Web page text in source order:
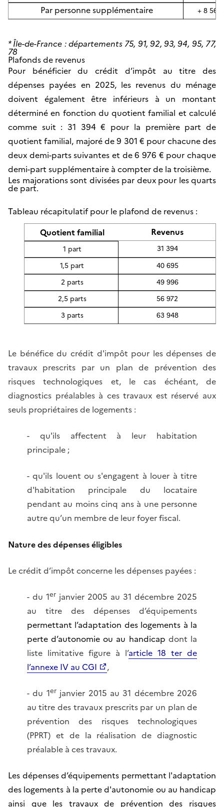
Par personne supplémentaire + 8 568
* Île-de-France : départements 75, 91, 92, 93, 94, 95, 77,
78
Plafonds de revenus
Pour bénéficier du crédit d’impôt au titre des
dépenses payées en 2025, les revenus du ménage
doivent également être inférieurs à un montant
déterminé en fonction du quotient familial et calculé
comme suit : 31 394 € pour la première part de
quotient familial, majoré de 9 301 € pour chacune des
deux demi-parts suivantes et de 6 976 € pour chaque
demi-part supplémentaire à compter de la troisième.
Les majorations sont divisées par deux pour les quarts
de part.
Tableau récapitulatif pour le plafond de revenus :
Quotient familial
Revenus
1 part
31 394
1,5 part
40 695
2 parts
49 996
2,5 parts
56 972
3 parts
63 948
Le bénéfice du crédit d'impôt pour les dépenses de
travaux prescrits par un plan de prévention des
risques technologiques et, le cas échéant, de
diagnostics préalables à ces travaux est réservé aux
seuls propriétaires de logements :
- qu'ils affectent à leur habitation
principale ;
- qu'ils louent ou s'engagent à louer à titre
d'habitation principale du locataire
pendant au moins cinq ans à une personne
autre qu’un membre de leur foyer fiscal.
Nature des dépenses éligibles
Le crédit d’impôt concerne les dépenses payées :
- du 1erjanvier 2005 au 31 décembre 2025
au titre des dépenses d’équipements
permettant l’adaptation des logements à la
perte d’autonomie ou au handicap dont la
liste limitative figure à l’article 18 ter de
l’annexe IV au CGI
,
- du 1erjanvier 2015 au 31 décembre 2026
au titre des travaux prescrits par un plan de
prévention des risques technologiques
(PPRT) et de la réalisation de diagnostic
préalable à ces travaux.
Les dépenses d’équipements permettant l'adaptation
des logements à la perte d'autonomie ou au handicap
ainsi que les travaux de prévention des risques